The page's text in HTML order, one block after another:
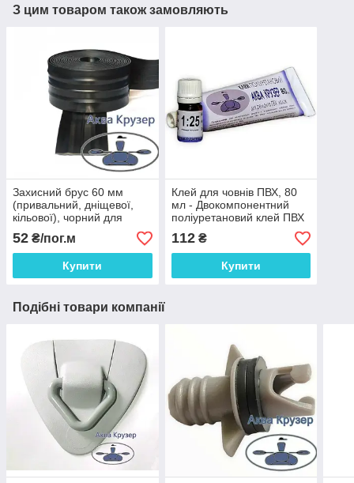
З цим товаром також замовляють
Захисний брус 60 мм
(привальний, дніщевої,
кільової), чорний для
захисту надувних човнів
пвх
52 ₴/пог.м
Купити
Клей для човнів ПВХ, 80
мл - Двокомпонентний
поліуретановий клей ПВХ
Аква Крузер для ремонту
надувного човна
112₴
Купити
Подібні товари компанії